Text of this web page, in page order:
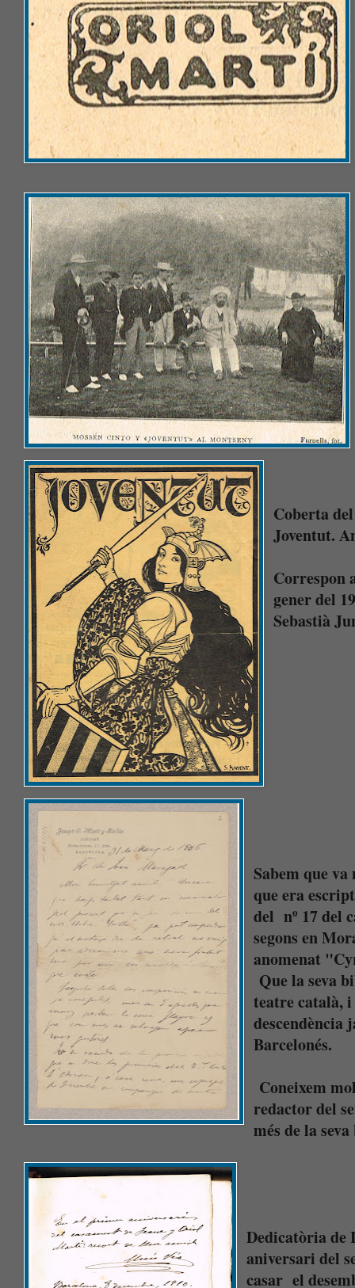
Coberta
Joventut.
Correspon
gener del
Sebastià
Sabem que
que era
del nº 17 del
segons en
anomenat
Que la seva
teatre català,
Barcelonés.
Coneixem
redactor del
més de la
Dedicatòria
aniversari del
casar el